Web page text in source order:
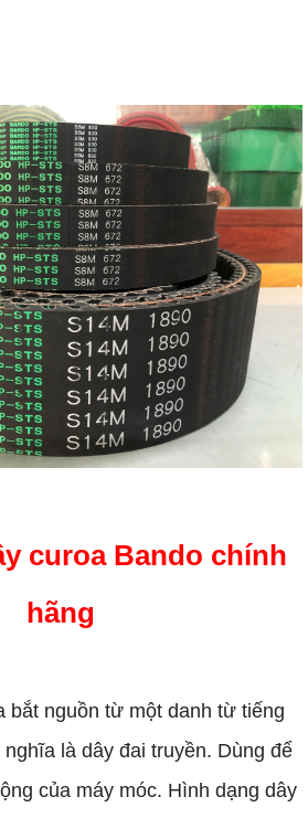
curoa Bando chính
hãng
nguồn từ một danh từ tiếng
là dây đai truyền. Dùng để
của máy móc. Hình dạng dây